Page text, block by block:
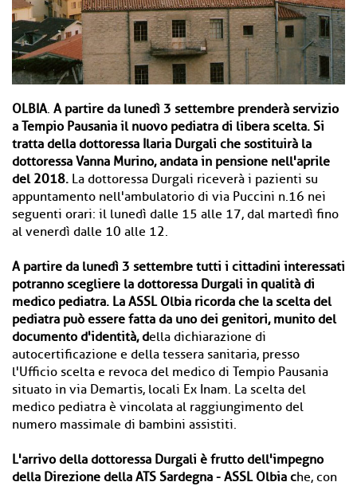
OLBIA. A partire da lunedì 3 settembre prenderà servizio
a Tempio Pausania il nuovo pediatra di libera scelta. Si
tratta della dottoressa Ilaria Durgali che sostituirà la
dottoressa Vanna Murino, andata in pensione nell'aprile
del 2018. La dottoressa Durgali riceverà i pazienti su
appuntamento nell'ambulatorio di via Puccini n.16 nei
seguenti orari: il lunedì dalle 15 alle 17, dal martedì fino
al venerdì dalle 10 alle 12.
A partire da lunedì 3 settembre tutti i cittadini interessati
potranno scegliere la dottoressa Durgali in qualità di
medico pediatra. La ASSL Olbia ricorda che la scelta del
pediatra può essere fatta da uno dei genitori, munito del
documento d'identità, della dichiarazione di
autocertificazione e della tessera sanitaria, presso
l'Ufficio scelta e revoca del medico di Tempio Pausania
situato in via Demartis, locali Ex Inam. La scelta del
medico pediatra è vincolata al raggiungimento del
numero massimale di bambini assistiti.
L'arrivo della dottoressa Durgali è frutto dell'impegno
della Direzione della ATS Sardegna - ASSL Olbia che, con